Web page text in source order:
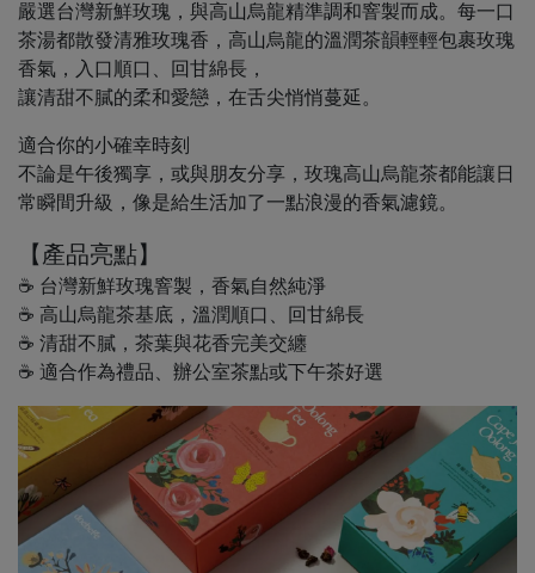
嚴選台灣新鮮玫瑰，與高山烏龍精準調和窨製而成。每一口
茶湯都散發清雅玫瑰香，高山烏龍的溫潤茶韻輕輕包裹玫瑰
香氣，入口順口、回甘綿長，
讓清甜不膩的柔和愛戀，在舌尖悄悄蔓延。
適合你的小確幸時刻
不論是午後獨享，或與朋友分享，玫瑰高山烏龍茶都能讓日
常瞬間升級，像是給生活加了一點浪漫的香氣濾鏡。
【產品亮點】
☕ 台灣新鮮玫瑰窨製，香氣自然純淨
☕ 高山烏龍茶基底，溫潤順口、回甘綿長
☕ 清甜不膩，茶葉與花香完美交纏
☕ 適合作為禮品、辦公室茶點或下午茶好選